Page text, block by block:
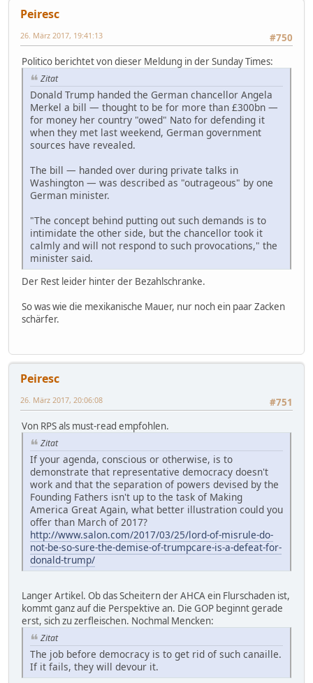
Peiresc
#750
26. März 2017, 19:41:13
Politico berichtet von dieser Meldung in der Sunday Times:
Zitat
Donald Trump handed the German chancellor Angela
Merkel a bill — thought to be for more than £300bn —
for money her country "owed" Nato for defending it
when they met last weekend, German government
sources have revealed.
The bill — handed over during private talks in
Washington — was described as "outrageous" by one
German minister.
"The concept behind putting out such demands is to
intimidate the other side, but the chancellor took it
calmly and will not respond to such provocations," the
minister said.
Der Rest leider hinter der Bezahlschranke.
So was wie die mexikanische Mauer, nur noch ein paar Zacken
schärfer.
Peiresc
#751
26. März 2017, 20:06:08
Von RPS als must-read empfohlen.
Zitat
If your agenda, conscious or otherwise, is to
demonstrate that representative democracy doesn't
work and that the separation of powers devised by the
Founding Fathers isn't up to the task of Making
America Great Again, what better illustration could you
offer than March of 2017?
http://www.salon.com/2017/03/25/lord-of-misrule-do-
not-be-so-sure-the-demise-of-trumpcare-is-a-defeat-for-
donald-trump/
Langer Artikel. Ob das Scheitern der AHCA ein Flurschaden ist,
kommt ganz auf die Perspektive an. Die GOP beginnt gerade
erst, sich zu zerfleischen. Nochmal Mencken:
Zitat
The job before democracy is to get rid of such canaille.
If it fails, they will devour it.